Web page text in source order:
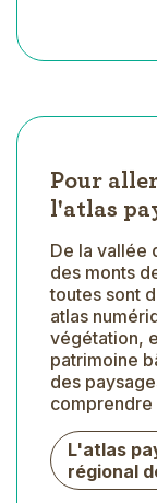
Pour
l'atlas
De la vallée
des monts
toutes sont
atlas
végétation,
patrimoine
des
L'atlas
régional